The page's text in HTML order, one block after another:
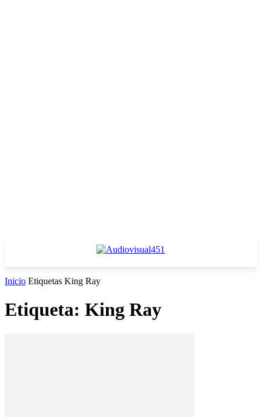
Inicio Etiquetas King Ray
Etiqueta: King Ray